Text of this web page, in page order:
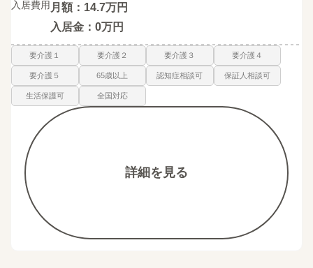
入居費用 月額：14.7万円
入居金：0万円
要介護１ 要介護２ 要介護３ 要介護４
要介護５ 65歳以上 認知症相談可 保証人相談可
生活保護可 全国対応
詳細を見る